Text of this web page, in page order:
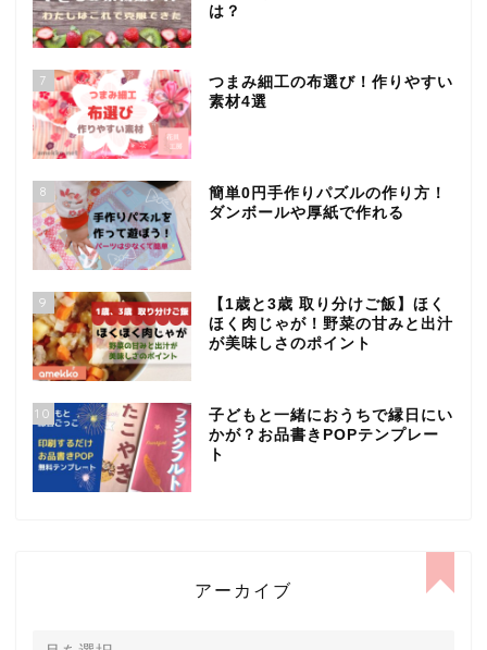
は？
7
つまみ細工の布選び！作りやすい
素材4選
8
簡単0円手作りパズルの作り方！
ダンボールや厚紙で作れる
9
【1歳と3歳 取り分けご飯】ほく
ほく肉じゃが！野菜の甘みと出汁
が美味しさのポイント
10
子どもと一緒におうちで縁日にい
かが？お品書きPOPテンプレー
ト
アーカイブ